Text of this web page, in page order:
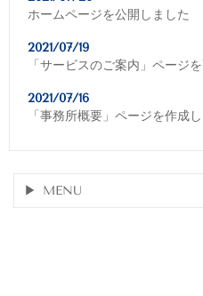
ホームページを公開しました
2021/07/19
「サービスのご案内」ページ
2021/07/16
「事務所概要」ページを作成
MENU